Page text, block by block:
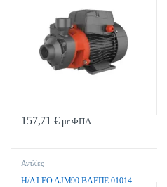
157,71€με ΦΠΑ
Αντλίες
H/A LEO AJM90 BΛEΠE 01014